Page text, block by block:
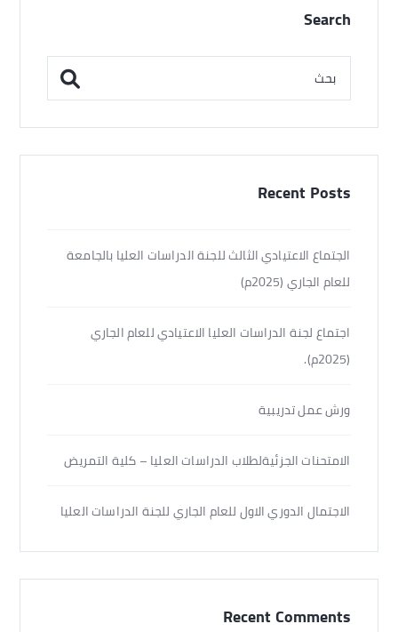
Search
Recent Posts
الجتماع الاعتيادي الثالث للجنة الدراسات العليا بالجامعة
للعام الجاري (2025م)
اجتماع لجنة الدراسات العليا الاعتيادي للعام الجاري
(2025م).
ورش عمل تدريبية
الامتحنات الجزئيةلطلاب الدراسات العليا – كلية التمريض
الاجتمال الدوري الاول للعام الجاري للجنة الدراسات العليا
Recent Comments